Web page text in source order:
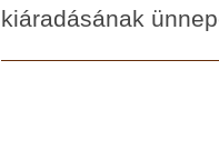
kiáradásának